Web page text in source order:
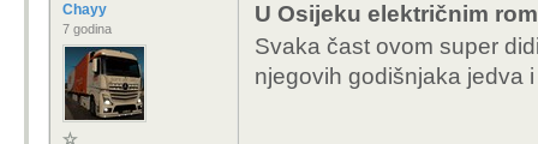
Chayy
7 godina
U Osijeku električnim
Svaka čast ovom super
njegovih godišnjaka jedva